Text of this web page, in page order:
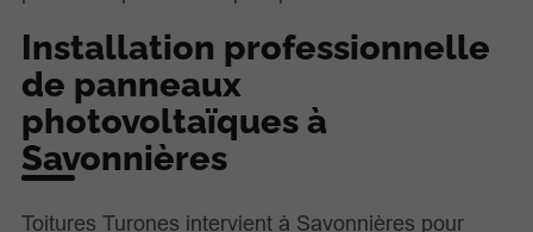
Installation professionnelle
de panneaux
photovoltaïques à
Savonnières
Toitures Turones intervient à Savonnières pour